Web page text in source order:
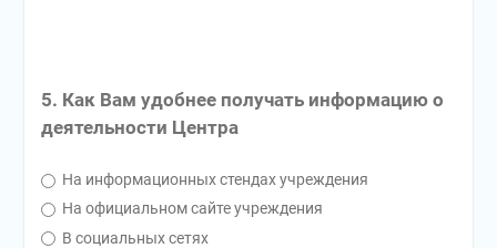
5. Как Вам удобнее получать информацию о
деятельности Центра
На информационных стендах учреждения
На официальном сайте учреждения
В социальных сетях